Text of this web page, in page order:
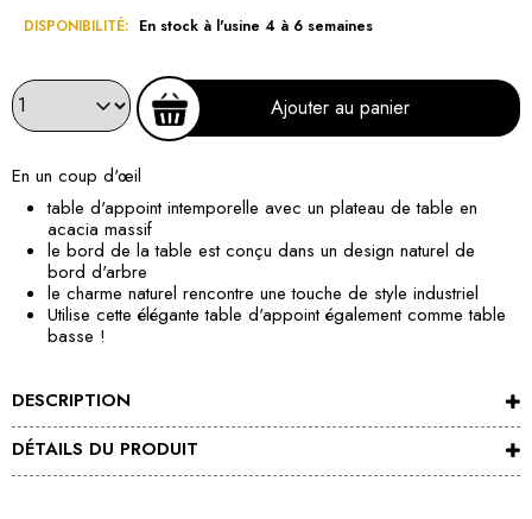
DISPONIBILITÉ: En stock à l'usine 4 à 6 semaines
Ajouter au panier
En un coup d'œil
table d'appoint intemporelle avec un plateau de table en
acacia massif
le bord de la table est conçu dans un design naturel de
bord d'arbre
le charme naturel rencontre une touche de style industriel
Utilise cette élégante table d'appoint également comme table
basse !
DESCRIPTION
DÉTAILS DU PRODUIT